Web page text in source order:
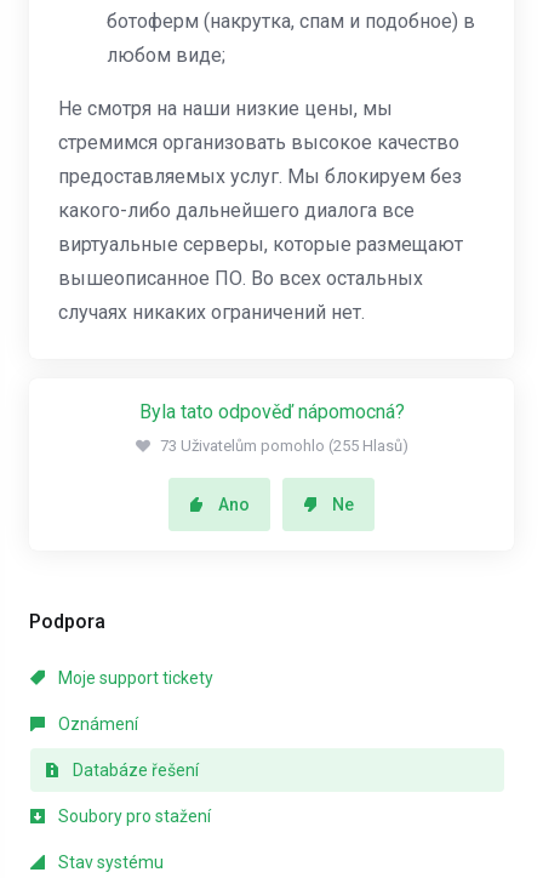
Podpora
Moje support tickety
Oznámení
Databáze řešení
Soubory pro stažení
Stav systému
ботоферм (накрутка, спам и подобное) в
любом виде;
Не смотря на наши низкие цены, мы
стремимся организовать высокое качество
предоставляемых услуг. Мы блокируем без
какого-либо дальнейшего диалога все
виртуальные серверы, которые размещают
вышеописанное ПО. Во всех остальных
случаях никаких ограничений нет.
Byla tato odpověď nápomocná?
73 Uživatelům pomohlo (255 Hlasů)
Ano Ne